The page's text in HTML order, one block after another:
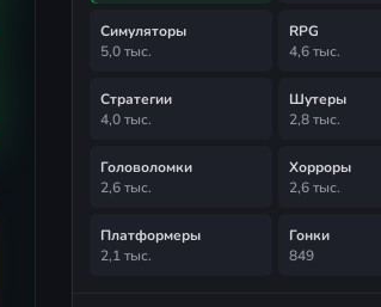
Симуляторы
5,0 тыс.
RPG
4,6 тыс.
Стратегии
4,0 тыс.
Шутеры
2,8 тыс.
Головоломки
2,6 тыс.
Хорроры
2,6 тыс.
Платформеры
2,1 тыс.
Гонки
849